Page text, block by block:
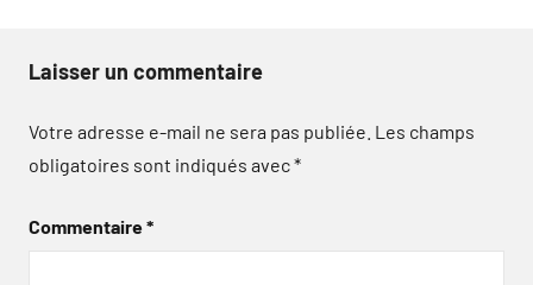
Laisser un commentaire
Votre adresse e-mail ne sera pas publiée. Les champs
obligatoires sont indiqués avec*
Commentaire*